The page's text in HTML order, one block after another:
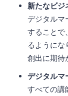
新たなビジ
デジタルマ
することで
るように
創出に期待
デジタルマ
すべての講